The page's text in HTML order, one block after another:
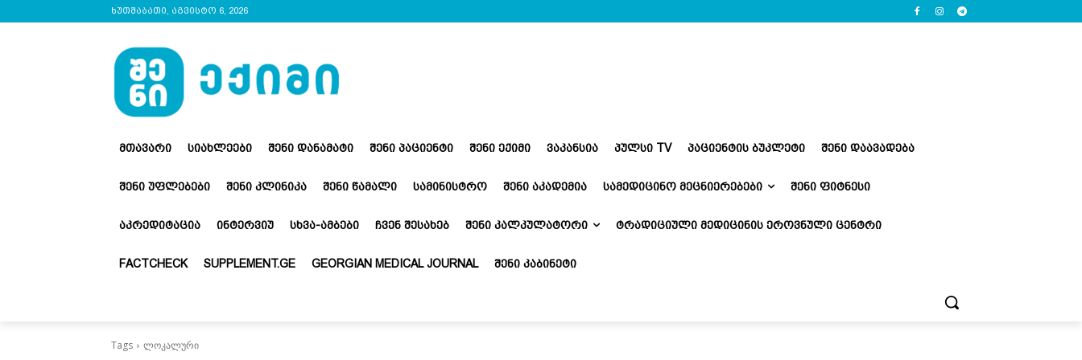
ხუთშაბათი, აგვისტო 6, 2026
ᲛᲗᲐᲕᲐᲠᲘ ᲡᲘᲐᲮᲚᲔᲔᲑᲘ ᲨᲔᲜᲘ ᲓᲐᲜᲐᲛᲐᲢᲘ ᲨᲔᲜᲘ ᲞᲐᲪᲘᲔᲜᲢᲘ ᲨᲔᲜᲘ ᲔᲥᲘᲛᲘ ᲕᲐᲙᲐᲜᲡᲘᲐ ᲞᲣᲚᲡᲘ TV ᲞᲐᲪᲘᲔᲜᲢᲘᲡ ᲑᲣᲙᲚᲔᲢᲘ ᲨᲔᲜᲘ ᲓᲐᲐᲕᲐᲓᲔᲑᲐ
ᲨᲔᲜᲘ ᲣᲤᲚᲔᲑᲔᲑᲘ ᲨᲔᲜᲘ ᲙᲚᲘᲜᲘᲙᲐ ᲨᲔᲜᲘ ᲬᲐᲛᲐᲚᲘ ᲡᲐᲛᲘᲜᲘᲡᲢᲠᲝ ᲨᲔᲜᲘ ᲐᲙᲐᲓᲔᲛᲘᲐ ᲡᲐᲛᲔᲓᲘᲪᲘᲜᲝ ᲛᲔᲪᲜᲘᲔᲠᲔᲑᲔᲑᲘ ᲨᲔᲜᲘ ᲤᲘᲢᲜᲔᲡᲘ
ᲐᲙᲠᲔᲓᲘᲢᲐᲪᲘᲐ ᲘᲜᲢᲔᲠᲕᲘᲣ ᲡᲮᲕᲐ-ᲐᲛᲑᲔᲑᲘ ᲩᲕᲔᲜ ᲨᲔᲡᲐᲮᲔᲑ ᲨᲔᲜᲘ ᲙᲐᲚᲙᲣᲚᲐᲢᲝᲠᲘ ᲢᲠᲐᲓᲘᲪᲘᲣᲚᲘ ᲛᲔᲓᲘᲪᲘᲜᲘᲡ ᲔᲠᲝᲕᲜᲣᲚᲘ ᲪᲔᲜᲢᲠᲘ
FACTCHECK SUPPLEMENT.GE GEORGIAN MEDICAL JOURNAL ᲨᲔᲜᲘ ᲙᲐᲑᲘᲜᲔᲢᲘ
Tags ლოკალური